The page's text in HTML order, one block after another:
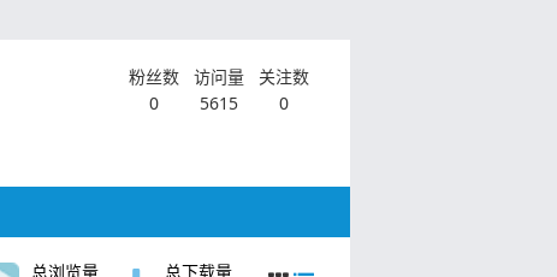
粉丝数
0
访问量
5615
关注数
0
总浏览量 总下载量